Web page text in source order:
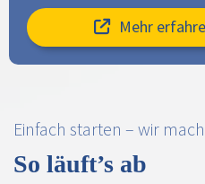
Mehr
Einfach starten – wir
So läuft’s ab